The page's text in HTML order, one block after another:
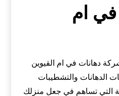
ام
دهانات في ام القيوين
الدهانات والتشطيبات
التي تساهم في جعل منزلك